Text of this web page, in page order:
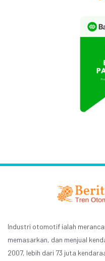
Industri otomotif ialah
memasarkan, dan menjual
2007, lebih dari 73 juta